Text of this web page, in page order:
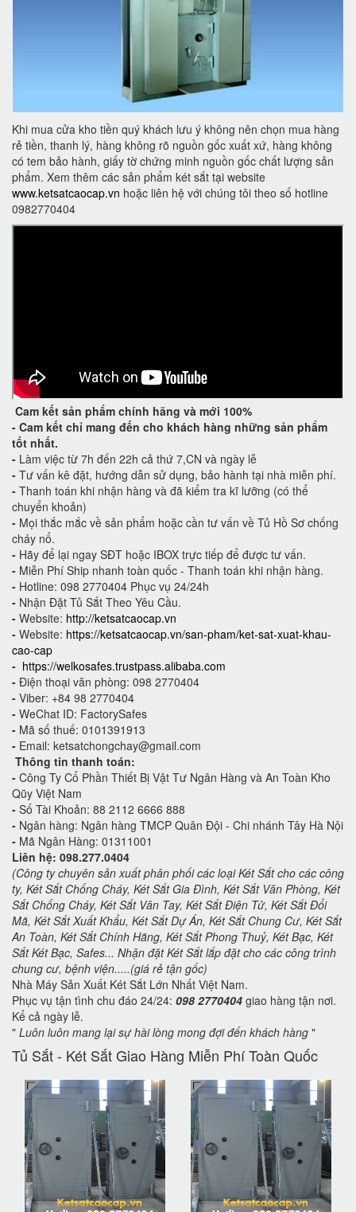
Khi mua cửa kho tiền quý khách lưu ý không nên chọn mua hàng
rẻ tiền, thanh lý, hàng không rõ nguồn gốc xuất xứ, hàng không
có tem bảo hành, giấy tờ chứng minh nguồn gốc chất lượng sản
phẩm. Xem thêm các sản phẩm két sắt tại website
www.ketsatcaocap.vn hoặc liên hệ với chúng tôi theo số hotline
0982770404
Cam kết sản phẩm chính hãng và mới 100%
- Cam kết chỉ mang đến cho khách hàng những sản phẩm
tốt nhất.
- Làm việc từ 7h đến 22h cả thứ 7,CN và ngày lễ
- Tư vấn kê đặt, hướng dẫn sử dụng, bảo hành tại nhà miễn phí.
- Thanh toán khi nhận hàng và đã kiểm tra kĩ lưỡng (có thể
chuyển khoản)
- Mọi thắc mắc về sản phẩm hoặc cần tư vấn về Tủ Hồ Sơ chống
cháy nổ.
- Hãy để lại ngay SĐT hoặc IBOX trực tiếp để được tư vấn.
- Miễn Phí Ship nhanh toàn quốc - Thanh toán khi nhận hàng.
- Hotline: 098 2770404 Phục vụ 24/24h
- Nhận Đặt Tủ Sắt Theo Yêu Cầu.
- Website: http://ketsatcaocap.vn
- Website: https://ketsatcaocap.vn/san-pham/ket-sat-xuat-khau-
cao-cap
- https://welkosafes.trustpass.alibaba.com
- Điện thoại văn phòng: 098 2770404
- Viber: +84 98 2770404
- WeChat ID: FactorySafes
- Mã số thuế: 0101391913
- Email: ketsatchongchay@gmail.com
Thông tin thanh toán:
- Công Ty Cổ Phần Thiết Bị Vật Tư Ngân Hàng và An Toàn Kho
Qũy Việt Nam
- Số Tài Khoản: 88 2112 6666 888
- Ngân hàng: Ngân hàng TMCP Quân Đội - Chi nhánh Tây Hà Nội
- Mã Ngân Hàng: 01311001
Liên hệ: 098.277.0404
(Công ty chuyên sản xuất phân phối các loại Két Sắt cho các công
ty, Két Sắt Chống Cháy, Két Sắt Gia Đình, Két Sắt Văn Phòng, Két
Sắt Chống Cháy, Két Sắt Vân Tay, Két Sắt Điện Tử, Két Sắt Đổi
Mã, Két Sắt Xuất Khẩu, Két Sắt Dự Án, Két Sắt Chung Cư, Két Sắt
An Toàn, Két Sắt Chính Hãng, Két Sắt Phong Thuỷ, Két Bạc, Két
Sắt Két Bạc, Safes... Nhận đặt Két Sắt lắp đặt cho các công trình
chung cư, bệnh viện.....(giá rẻ tận gốc)
Nhà Máy Sản Xuất Két Sắt Lớn Nhất Việt Nam.
Phục vụ tận tình chu đáo 24/24: 098 2770404 giao hàng tận nơi.
Kể cả ngày lễ.
" Luôn luôn mang lại sự hài lòng mong đợi đến khách hàng "
Tủ Sắt - Két Sắt Giao Hàng Miễn Phí Toàn Quốc